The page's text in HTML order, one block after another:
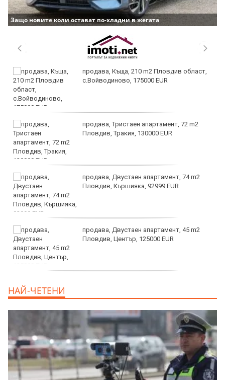
Защо новите коли остават по-хладни в жегата
продава, Къща, 210 m2 Пловдив област,
с.Войводиново, 175000 EUR
продава, Тристаен апартамент, 72 m2
Пловдив, Тракия, 130000 EUR
продава, Двустаен апартамент, 74 m2
Пловдив, Кършияка, 92999 EUR
продава, Двустаен апартамент, 45 m2
Пловдив, Център, 125000 EUR
НАЙ-ЧЕТЕНИ